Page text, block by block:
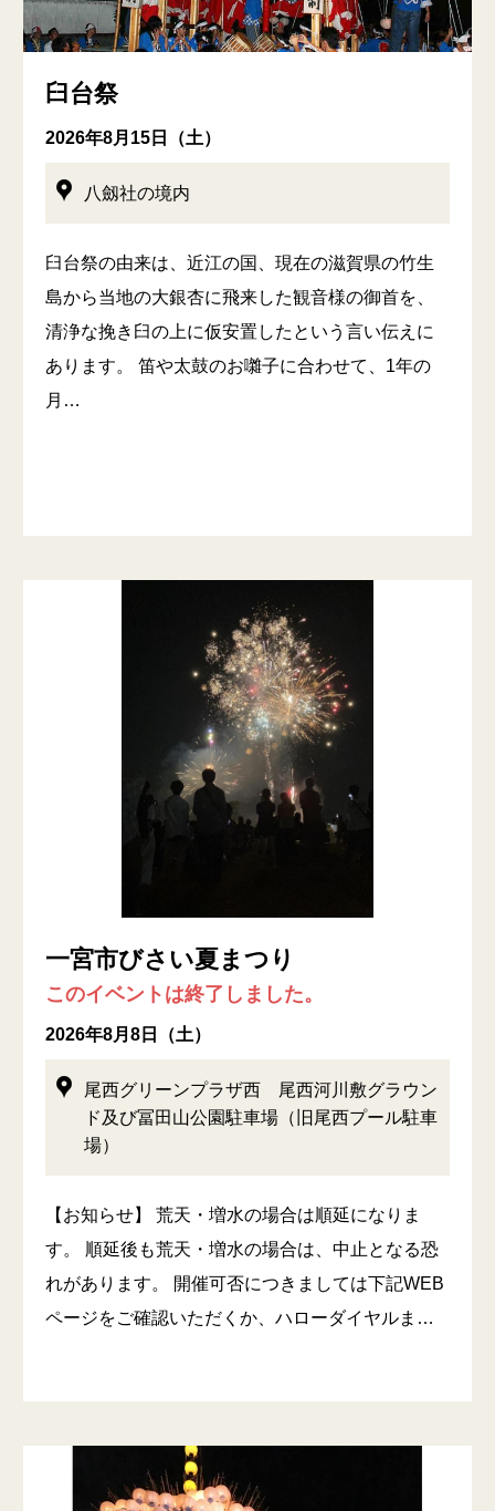
臼台祭
2026年8月15日（土）
八劔社の境内
臼台祭の由来は、近江の国、現在の滋賀県の竹生
島から当地の大銀杏に飛来した観音様の御首を、
清浄な挽き臼の上に仮安置したという言い伝えに
あります。 笛や太鼓のお囃子に合わせて、1年の
月…
一宮市びさい夏まつり
このイベントは終了しました。
2026年8月8日（土）
尾西グリーンプラザ西 尾西河川敷グラウン
ド及び冨田山公園駐車場（旧尾西プール駐車
場）
【お知らせ】 荒天・増水の場合は順延になりま
す。 順延後も荒天・増水の場合は、中止となる恐
れがあります。 開催可否につきましては下記WEB
ページをご確認いただくか、ハローダイヤルま…